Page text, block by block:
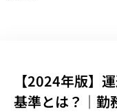
【2024年版】
基準とは？｜勤